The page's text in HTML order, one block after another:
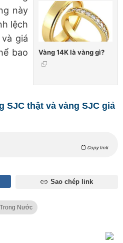
Vàng 14K là vàng gì?
này
lệch
và giá
bao
SJC thật và vàng SJC giả
Copy link
Sao chép link
Nước